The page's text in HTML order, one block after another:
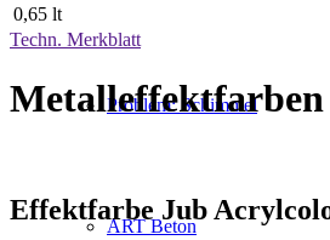
Problem: Schimmel
ART Beton
0,65 lt
Techn. Merkblatt
Metalleffektfarben
Effektfarbe Jub